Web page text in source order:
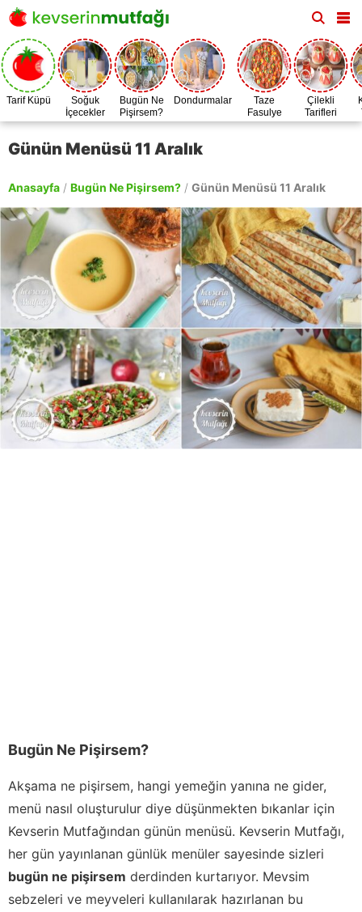
Tarif Küpü
Soğuk
İçecekler
Bugün Ne
Pişirsem?
Dondurmalar
Taze
Fasulye
Zamanı
Çilekli
Tarifleri
Günün Menüsü 11 Aralık
Anasayfa / Bugün Ne Pişirsem? / Günün Menüsü 11 Aralık
Bugün Ne Pişirsem?
Akşama ne pişirsem, hangi yemeğin yanına ne gider,
menü nasıl oluşturulur diye düşünmekten bıkanlar için
Kevserin Mutfağından günün menüsü. Kevserin Mutfağı,
her gün yayınlanan günlük menüler sayesinde sizleri
bugün ne pişirsem derdinden kurtarıyor. Mevsim
sebzeleri ve meyveleri kullanılarak hazırlanan bu